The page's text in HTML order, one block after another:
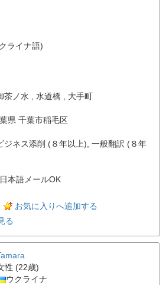
ライナ語)
茶ノ水 , 水道橋 , 大手町
県 千葉市稲毛区
ジネス添削 (８年以上), 一般翻訳 (８年
日本語メールOK
お気に入りへ追加する
る
性 (22歳)
ウクライナ